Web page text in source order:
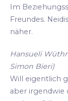
Im
Freundes.
näher.
Hansueli
Simon Bieri)
Will eigentlich
aber irgendwie